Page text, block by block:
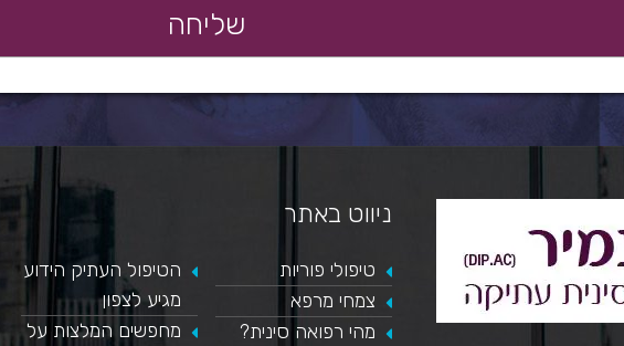
ניווט באתר
טיפולי פוריות
צמחי מרפא
מהי רפואה סינית?
הטיפול העתיק הידוע
מגיע לצפון
מחפשים המלצות על